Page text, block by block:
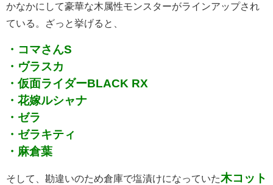
かなかにして豪華な木属性モンスターがラインアップされ
ている。ざっと挙げると、
・コマさんS
・ヴラスカ
・仮面ライダーBLACK RX
・花嫁ルシャナ
・ゼラ
・ゼラキティ
・麻倉葉
そして、勘違いのため倉庫で塩漬けになっていた木コット